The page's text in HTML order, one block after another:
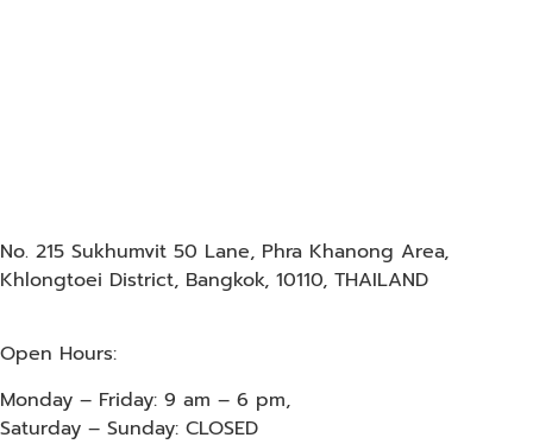
No. 215 Sukhumvit 50 Lane, Phra Khanong Area,
Khlongtoei District, Bangkok, 10110, THAILAND
Open Hours:
Monday – Friday: 9 am – 6 pm,
Saturday – Sunday: CLOSED